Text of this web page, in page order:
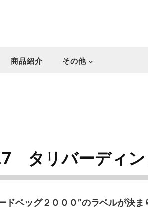
商品紹介 その他
タリバーディ
ドベッグ２０００”のラベルが決ま